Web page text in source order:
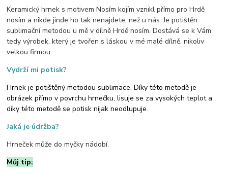
Keramický hrnek s motivem Nosím kojím vznikl přímo pro Hrdě
nosím a nikde jinde ho tak nenajdete, než u nás. Je potištěn
sublimační metodou u mě v dílně Hrdě nosím. Dostává se k Vám
tedy výrobek, který je tvořen s láskou v mé malé dílně, nikoliv
velkou firmou.
Vydrží mi potisk?
Hrnek je potištěný metodou sublimace. Díky této metodě je
obrázek přímo v povrchu hrnečku, lisuje se za vysokých teplot a
díky této metodě se potisk nijak neodlupuje.
Jaká je údržba?
Hrneček může do myčky nádobí.
Můj tip: